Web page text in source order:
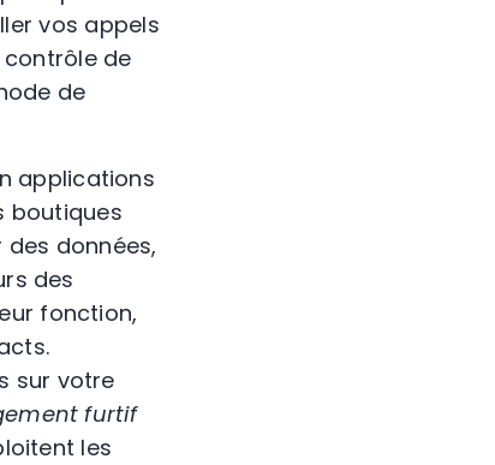
vos appels
de
de
applications
boutiques
données,
des
fonction,
sur votre
furtif
les